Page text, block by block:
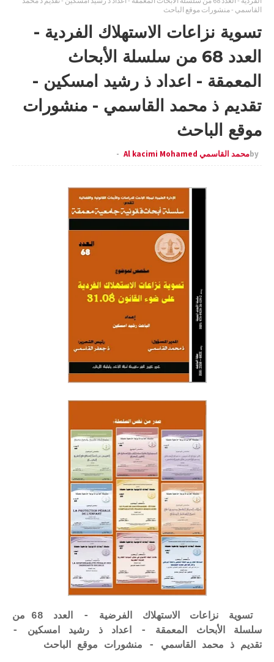
القاسمي - منشورات موقع الباحث
تسوية نزاعات الاستهلاك الفردية -
العدد 68 من سلسلة الأبحاث
المعمقة - اعداد ذ رشيد امسكين -
تقديم ذ محمد القاسمي - منشورات
موقع الباحث
byمحمد القاسمي Al kacimi Mohamed
تسوية نزاعات الاستهلاك الفرضية - العدد 68 من
سلسلة الأبحاث المعمقة - اعداد ذ رشيد امسكين -
تقديم ذ محمد القاسمي - منشورات موقع الباحث